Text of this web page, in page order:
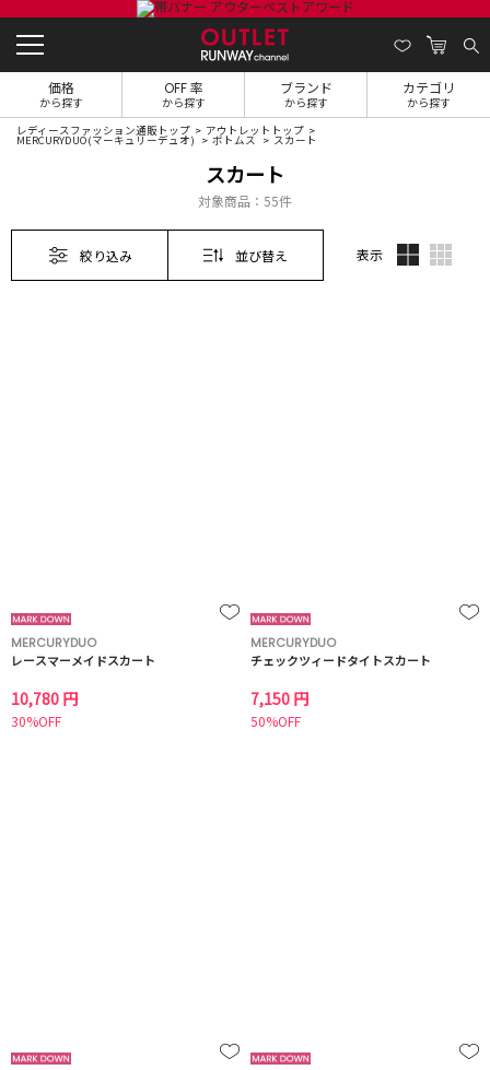
価格
から探す
OFF 率
から探す
ブランド
から探す
カテゴリ
から探す
レディースファッション通販トップ アウトレットトップ
MERCURYDUO(マーキュリーデュオ) ボトムス スカート
スカート
対象商品： 55件
絞り込み 並び替え 表示
MERCURYDUO
レースマーメイドスカート
10,780 円
30%OFF
MERCURYDUO
チェックツィードタイトスカート
7,150 円
50%OFF